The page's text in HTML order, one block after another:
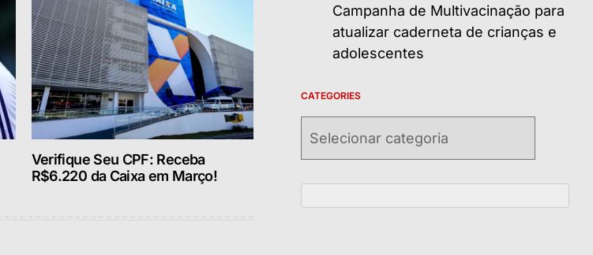
Verifique Seu CPF: Receba
R$6.220 da Caixa em Março!
Campanha de Multivacinação para
atualizar caderneta de crianças e
adolescentes
CATEGORIES